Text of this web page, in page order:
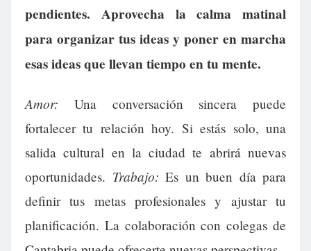
pendientes. Aprovecha la calma matinal
para organizar tus ideas y poner en marcha
esas ideas que llevan tiempo en tu mente.
Amor: Una conversación sincera puede
fortalecer tu relación hoy. Si estás solo, una
salida cultural en la ciudad te abrirá nuevas
oportunidades. Trabajo: Es un buen día para
definir tus metas profesionales y ajustar tu
planificación. La colaboración con colegas de